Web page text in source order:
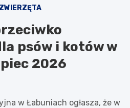
ZWIERZĘTA
psów i kotów w
2026
w Łabuniach ogłasza, że w